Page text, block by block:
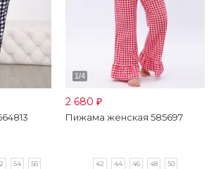
54 56
2 680 ₽
Пижама женская 585697
42 44 46 48 50